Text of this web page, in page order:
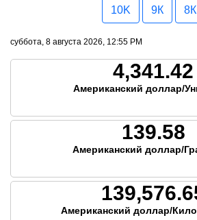
10K 9К 8К
суббота, 8 августа 2026, 12:55 PM
4,341.42
Американский доллар/
139.58
Американский доллар/
Американский доллар/